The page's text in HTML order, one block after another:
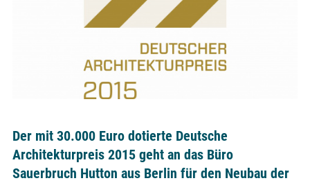
Der mit 30.000 Euro dotierte Deutsche
Architekturpreis 2015 geht an das Büro
Sauerbruch Hutton aus Berlin für den Neubau der